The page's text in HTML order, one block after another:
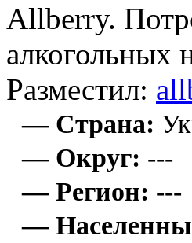
Allberry.
алкогольных
Разместил:
— Страна:
— Округ: ---
— Регион: ---
—